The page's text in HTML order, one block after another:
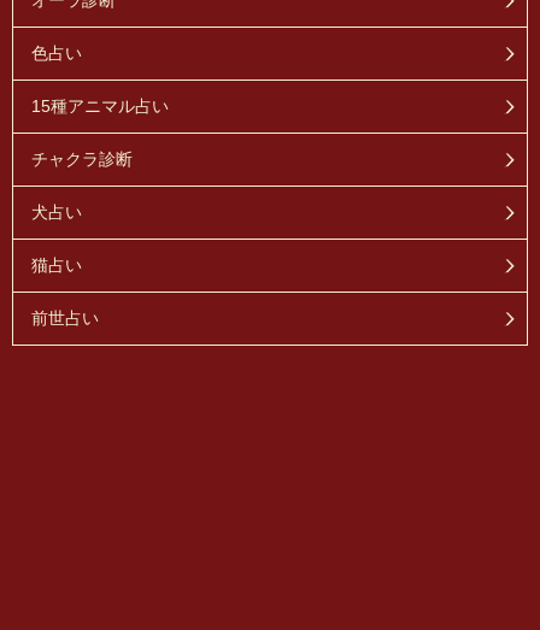
色占い
15種アニマル占い
チャクラ診断
犬占い
猫占い
前世占い